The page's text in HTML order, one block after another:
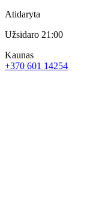
Atidaryta
Užsidaro 21:00
Kaunas
+370 601 14254